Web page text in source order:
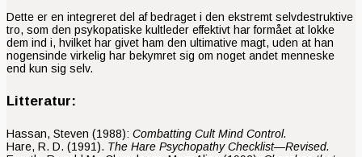
Dette er en integreret del af bedraget i den ekstremt selvdestruktive
tro, som den psykopatiske kultleder effektivt har formået at lokke
dem ind i, hvilket har givet ham den ultimative magt, uden at han
nogensinde virkelig har bekymret sig om noget andet menneske
end kun sig selv.
Litteratur:
Hassan, Steven (1988): Combatting Cult Mind Control.
Hare, R. D. (1991). The Hare Psychopathy Checklist—Revised.